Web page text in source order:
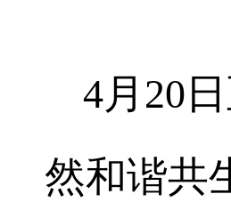
4月20
然和谐共